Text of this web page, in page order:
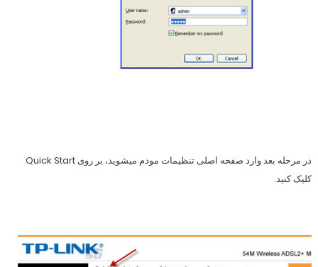
در مرحله بعد وارد صفحه اصلی تنظیمات مودم میشوید، بر روی Quick Start
کلیک کنید.